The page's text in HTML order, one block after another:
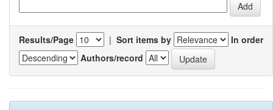
Results/Page | Sort items by
In order
Authors/record